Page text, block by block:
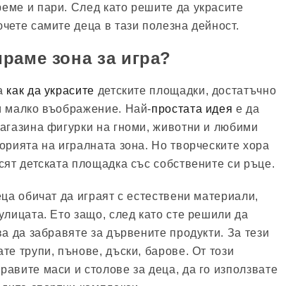
и пари. След като решите да украсите
самите деца в тази полезна дейност.
зона за игра?
как да украсите детските площадки, достатъчно
малко въображение. Най-простата идея е да
фигурки на гноми, животни и любими
на игралната зона. Но творческите хора
детската площадка със собствените си ръце.
обичат да играят с естествени материали,
Ето защо, след като сте решили да
да забравяте за дървените продукти. За тези
трупи, пънове, дъски, барове. От този
маси и столове за деца, да го използвате